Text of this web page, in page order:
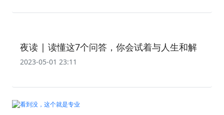
​夜读 | ​读懂这7个问答，你会试着与人生和解
2023-05-01 23:11